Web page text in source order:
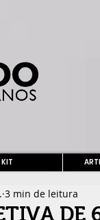
DE
3 min de leitura